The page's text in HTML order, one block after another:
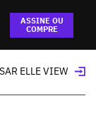
ASSINE OU
COMPRE
que vai invadir
ELLE VIEW